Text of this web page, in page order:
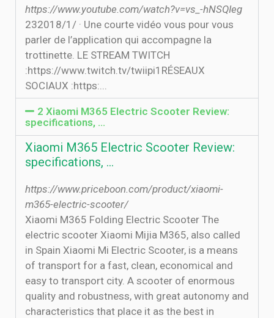
https://www.youtube.com/watch?v=vs_-hNSQIeg
23‏‏/1‏‏/2018 · Une courte vidéo vous pour vous
parler de l’application qui accompagne la
trottinette. LE STREAM TWITCH
:https://www.twitch.tv/twiipi1RÉSEAUX
SOCIAUX :https:...
2 Xiaomi M365 Electric Scooter Review:
specifications, …
Xiaomi M365 Electric Scooter Review:
specifications, …
https://www.priceboon.com/product/xiaomi-
m365-electric-scooter/
Xiaomi M365 Folding Electric Scooter The
electric scooter Xiaomi Mijia M365, also called
in Spain Xiaomi Mi Electric Scooter, is a means
of transport for a fast, clean, economical and
easy to transport city. A scooter of enormous
quality and robustness, with great autonomy and
characteristics that place it as the best in